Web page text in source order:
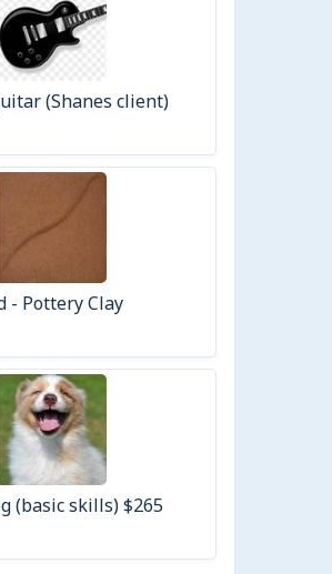
(Shanes client)
- Pottery Clay
(basic skills) $265